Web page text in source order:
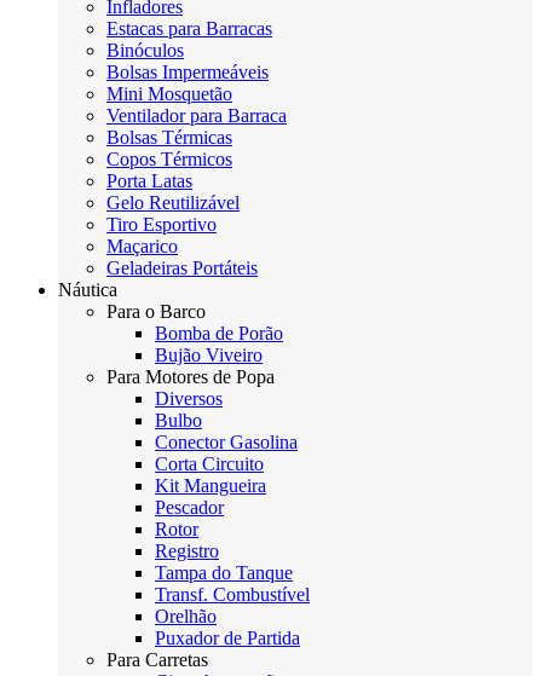
Infladores
Estacas para Barracas
Binóculos
Bolsas Impermeáveis
Mini Mosquetão
Ventilador para Barraca
Bolsas Térmicas
Copos Térmicos
Porta Latas
Gelo Reutilizável
Tiro Esportivo
Maçarico
Geladeiras Portáteis
Náutica
Para o Barco
Bomba de Porão
Bujão Viveiro
Para Motores de Popa
Diversos
Bulbo
Conector Gasolina
Corta Circuito
Kit Mangueira
Pescador
Rotor
Registro
Tampa do Tanque
Transf. Combustível
Orelhão
Puxador de Partida
Para Carretas